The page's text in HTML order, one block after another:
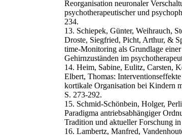
Reorganisation neuronaler
psychotherapeutischer und
234.
13. Schiepek, Günter, Weihrauch,
Droste, Siegfried, Picht, Arthur, &
time-Monitoring als Grundlage
Gehirnzuständen im
14. Heim, Sabine, Eulitz, Carsten,
Elbert, Thomas:
kortikale Organisation bei Kindern
S. 273-292.
15. Schmid-Schönbein, Holger,
Paradigma antriebsabhängiger
Tradition und aktueller Forschung
16. Lambertz, Manfred,